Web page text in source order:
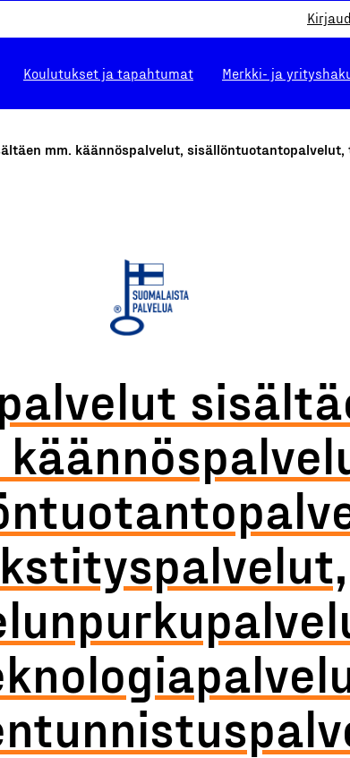
Koulutukset ja tapahtumat Merkki- ja
mm. käännöspalvelut,